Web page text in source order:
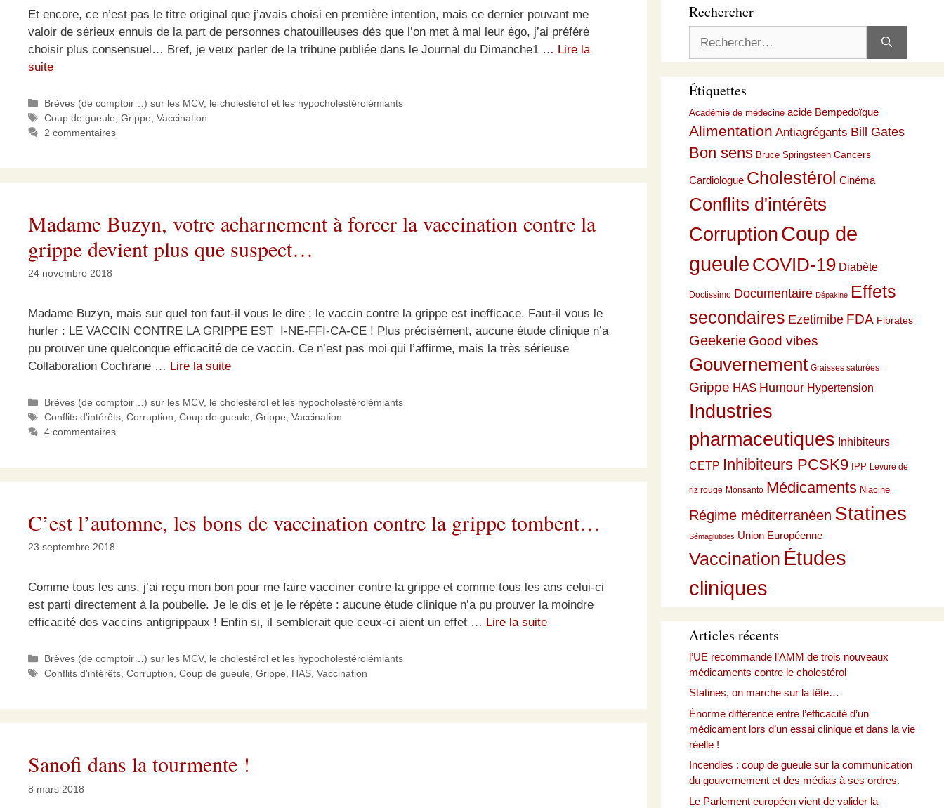
Et encore, ce n’est pas le titre original que j’avais choisi en première intention, mais ce dernier pouvant me
valoir de sérieux ennuis de la part de personnes chatouilleuses dès que l’on met à mal leur égo, j’ai préféré
choisir plus consensuel… Bref, je veux parler de la tribune publiée dans le Journal du Dimanche1 … Lire la
suite
Catégories
Brèves (de comptoir…) sur les MCV, le cholestérol et les hypocholestérolémiants
Étiquettes
Coup de gueule ,Grippe ,Vaccination
2 commentaires
Madame Buzyn, votre acharnement à forcer la vaccination contre la
grippe devient plus que suspect…
24 novembre 2018
Madame Buzyn, mais sur quel ton faut-il vous le dire : le vaccin contre la grippe est inefficace. Faut-il vous le
hurler : LE VACCIN CONTRE LA GRIPPE EST I-NE-FFI-CA-CE ! Plus précisément, aucune étude clinique n’a
pu prouver une quelconque efficacité de ce vaccin. Ce n’est pas moi qui l’affirme, mais la très sérieuse
Collaboration Cochrane … Lire la suite
Catégories
Brèves (de comptoir…) sur les MCV, le cholestérol et les hypocholestérolémiants
Étiquettes
Conflits d'intérêts,Corruption,Coup de gueule,Grippe,Vaccination
4 commentaires
C’est l’automne, les bons de vaccination contre la grippe tombent…
23 septembre 2018
Comme tous les ans, j’ai reçu mon bon pour me faire vacciner contre la grippe et comme tous les ans celui-ci
est parti directement à la poubelle. Je le dis et je le répète : aucune étude clinique n’a pu prouver la moindre
efficacité des vaccins antigrippaux ! Enfin si, il semblerait que ceux-ci aient un effet … Lire la suite
Catégories
Brèves (de comptoir…) sur les MCV, le cholestérol et les hypocholestérolémiants
Étiquettes
Conflits d'intérêts,Corruption,Coup de gueule,Grippe, HAS,Vaccination
Sanofi dans la tourmente !
8 mars 2018
Rechercher
Étiquettes
Académie de médecine acide Bempedoïque
Alimentation Antiagrégants Bill Gates
Bon sens Bruce Springsteen Cancers
Cardiologue Cholestérol Cinéma
Conflits d'intérêts
CorruptionCoup de
gueule COVID-19 Diabète
Doctissimo Documentaire Dépakine Effets
secondaires Ezetimibe FDA Fibrates
Geekerie Good vibes
Gouvernement Graisses saturées
Grippe HAS Humour Hypertension
Industries
pharmaceutiques Inhibiteurs
CETP Inhibiteurs PCSK9 IPP Levure de
riz rouge Monsanto Médicaments Niacine
Régime méditerranéen Statines
Sémaglutides Union Européenne
Vaccination Études
cliniques
Articles récents
l’UE recommande l’AMM de trois nouveaux
médicaments contre le cholestérol
Statines, on marche sur la tête…
Énorme différence entre l’efficacité d’un
médicament lors d’un essai clinique et dans la vie
réelle !
Incendies : coup de gueule sur la communication
du gouvernement et des médias à ses ordres.
Le Parlement européen vient de valider la